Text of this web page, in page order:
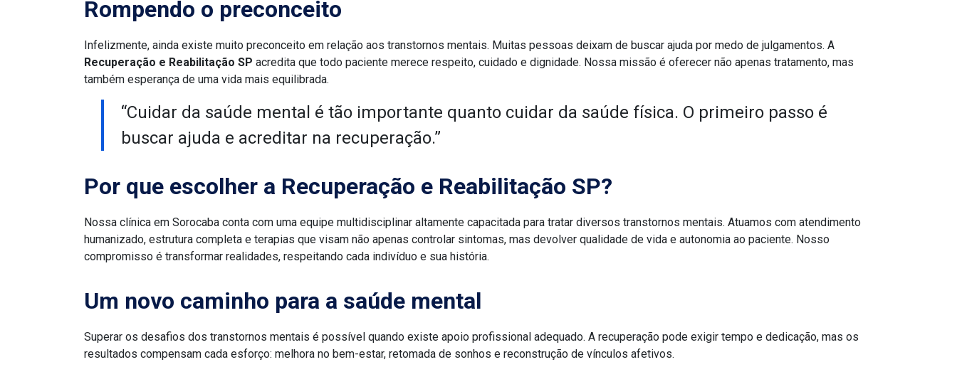
Rompendo o preconceito
Infelizmente, ainda existe muito preconceito em relação aos transtornos mentais. Muitas pessoas deixam de buscar ajuda por medo de julgamentos. A
Recuperação e Reabilitação SP acredita que todo paciente merece respeito, cuidado e dignidade. Nossa missão é oferecer não apenas tratamento, mas
também esperança de uma vida mais equilibrada.
“Cuidar da saúde mental é tão importante quanto cuidar da saúde física. O primeiro passo é
buscar ajuda e acreditar na recuperação.”
Por que escolher a Recuperação e Reabilitação SP?
Nossa clínica em Sorocaba conta com uma equipe multidisciplinar altamente capacitada para tratar diversos transtornos mentais. Atuamos com atendimento
humanizado, estrutura completa e terapias que visam não apenas controlar sintomas, mas devolver qualidade de vida e autonomia ao paciente. Nosso
compromisso é transformar realidades, respeitando cada indivíduo e sua história.
Um novo caminho para a saúde mental
Superar os desafios dos transtornos mentais é possível quando existe apoio profissional adequado. A recuperação pode exigir tempo e dedicação, mas os
resultados compensam cada esforço: melhora no bem-estar, retomada de sonhos e reconstrução de vínculos afetivos.